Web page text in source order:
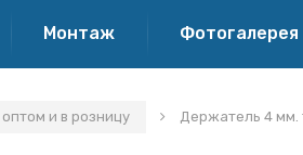
Монтаж Фотогалерея
и в розницу Держатель 4 мм.